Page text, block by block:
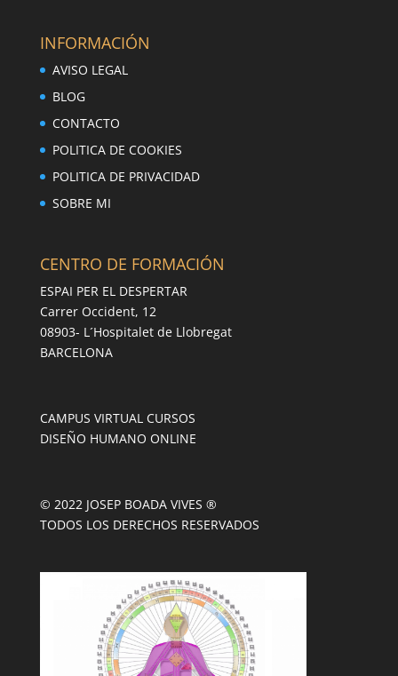
INFORMACIÓN
AVISO LEGAL
BLOG
CONTACTO
POLITICA DE COOKIES
POLITICA DE PRIVACIDAD
SOBRE MI
CENTRO DE FORMACIÓN
ESPAI PER EL DESPERTAR
Carrer Occident, 12
08903- L´Hospitalet de Llobregat
BARCELONA
CAMPUS VIRTUAL CURSOS
DISEÑO HUMANO ONLINE
© 2022 JOSEP BOADA VIVES ®
TODOS LOS DERECHOS RESERVADOS